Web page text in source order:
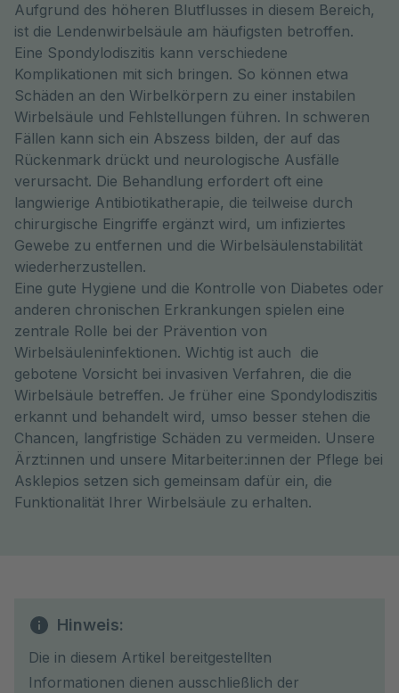
Aufgrund des höheren Blutflusses in diesem Bereich,
ist die Lendenwirbelsäule am häufigsten betroffen.
Eine Spondylodiszitis kann verschiedene
Komplikationen mit sich bringen. So können etwa
Schäden an den Wirbelkörpern zu einer instabilen
Wirbelsäule und Fehlstellungen führen. In schweren
Fällen kann sich ein Abszess bilden, der auf das
Rückenmark drückt und neurologische Ausfälle
verursacht. Die Behandlung erfordert oft eine
langwierige Antibiotikatherapie, die teilweise durch
chirurgische Eingriffe ergänzt wird, um infiziertes
Gewebe zu entfernen und die Wirbelsäulenstabilität
wiederherzustellen.
Eine gute Hygiene und die Kontrolle von Diabetes oder
anderen chronischen Erkrankungen spielen eine
zentrale Rolle bei der Prävention von
Wirbelsäuleninfektionen. Wichtig ist auch die
gebotene Vorsicht bei invasiven Verfahren, die die
Wirbelsäule betreffen. Je früher eine Spondylodiszitis
erkannt und behandelt wird, umso besser stehen die
Chancen, langfristige Schäden zu vermeiden. Unsere
Ärzt:innen und unsere Mitarbeiter:innen der Pflege bei
Asklepios setzen sich gemeinsam dafür ein, die
Funktionalität Ihrer Wirbelsäule zu erhalten.
Hinweis:
Die in diesem Artikel bereitgestellten
Informationen dienen ausschließlich der